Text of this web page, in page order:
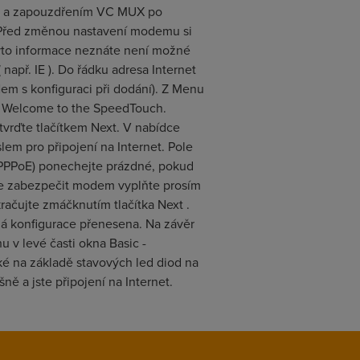
zapouzdřením VC MUX po
změnou nastavení modemu si
informace neznáte není možné
IE ). Do řádku adresa Internet
s konfiguraci při dodání). Z Menu
to the SpeedTouch.
tlačítkem Next. V nabídce
pro připojení na Internet. Pole
ponechejte prázdné, pokud
modem vyplňte prosím
zmáčknutím tlačítka Next .
konfigurace přenesena. Na závěr
v levé časti okna Basic -
na základě stavových led diod na
a jste připojení na Internet.